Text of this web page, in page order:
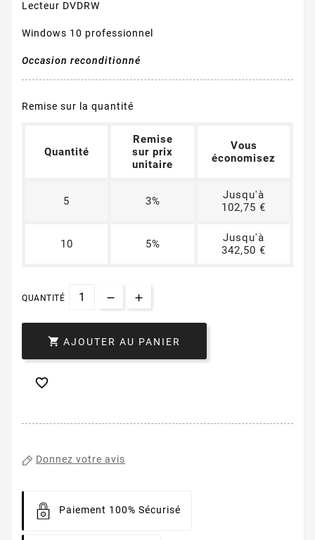
Lecteur DVDRW
Windows 10 professionnel
Occasion reconditionné
Remise sur la quantité
Quantité
Remise
sur prix
unitaire
Vous
économisez
5 3%
Jusqu'à
102,75 €
10 5%
Jusqu'à
342,50 €
QUANTITÉ
 AJOUTER AU PANIER

Donnez votre avis
Paiement 100% Sécurisé